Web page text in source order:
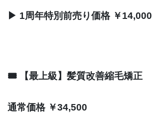
▶ 1周年特別前売り価格 ￥14,000
🎟 【最上級】髪質改善縮毛矯正
通常価格 ￥34,500